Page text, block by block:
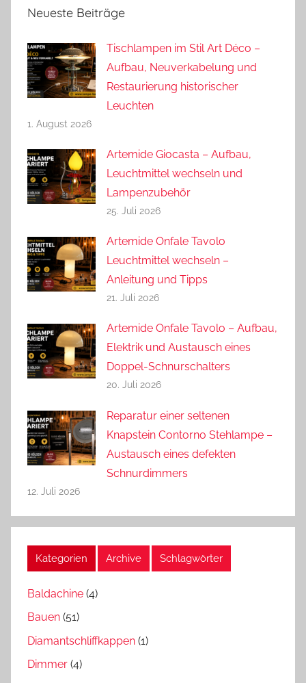
Beiträge
Neueste Beiträge
Tischlampen im Stil Art Déco –
Aufbau, Neuverkabelung und
Restaurierung historischer
Leuchten
1. August 2026
Artemide Giocasta – Aufbau,
Leuchtmittel wechseln und
Lampenzubehör
25. Juli 2026
Artemide Onfale Tavolo
Leuchtmittel wechseln –
Anleitung und Tipps
21. Juli 2026
Artemide Onfale Tavolo – Aufbau,
Elektrik und Austausch eines
Doppel-Schnurschalters
20. Juli 2026
Reparatur einer seltenen
Knapstein Contorno Stehlampe –
Austausch eines defekten
Schnurdimmers
12. Juli 2026
Kategorien Archive Schlagwörter
Baldachine (4)
Bauen (51)
Diamantschliffkappen (1)
Dimmer (4)